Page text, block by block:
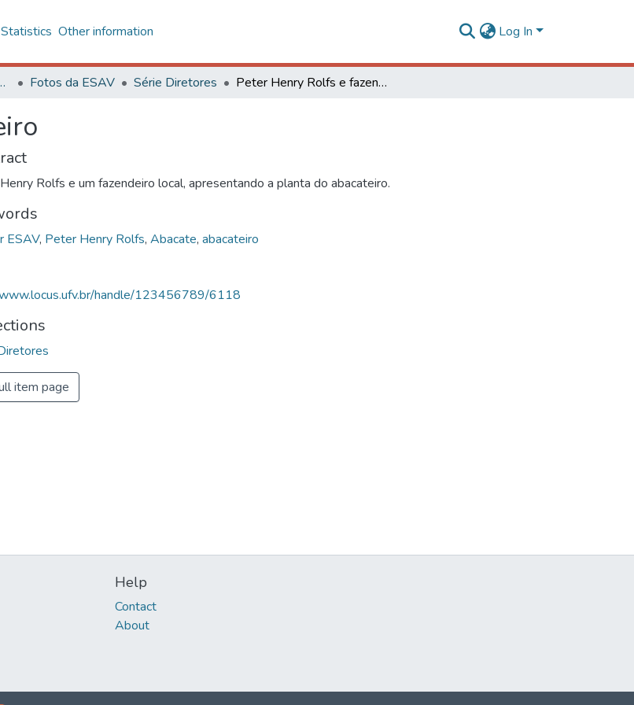
Statistics Other information Log In
ACH-UFV Fotos da ESAV Série Diretores Peter Henry Rolfs e fazendeiro
Rolfs e um fazendeiro local, apresentando a planta do abacateiro.
ESAV, Peter Henry Rolfs, Abacate, abacateiro
handle/123456789/6118
item page
Help
Contact
About